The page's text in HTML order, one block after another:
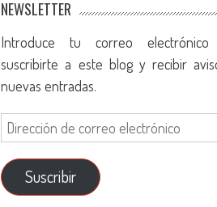
NEWSLETTER
Introduce tu correo electrónico
suscribirte a este blog y recibir
nuevas entradas.
Suscribir